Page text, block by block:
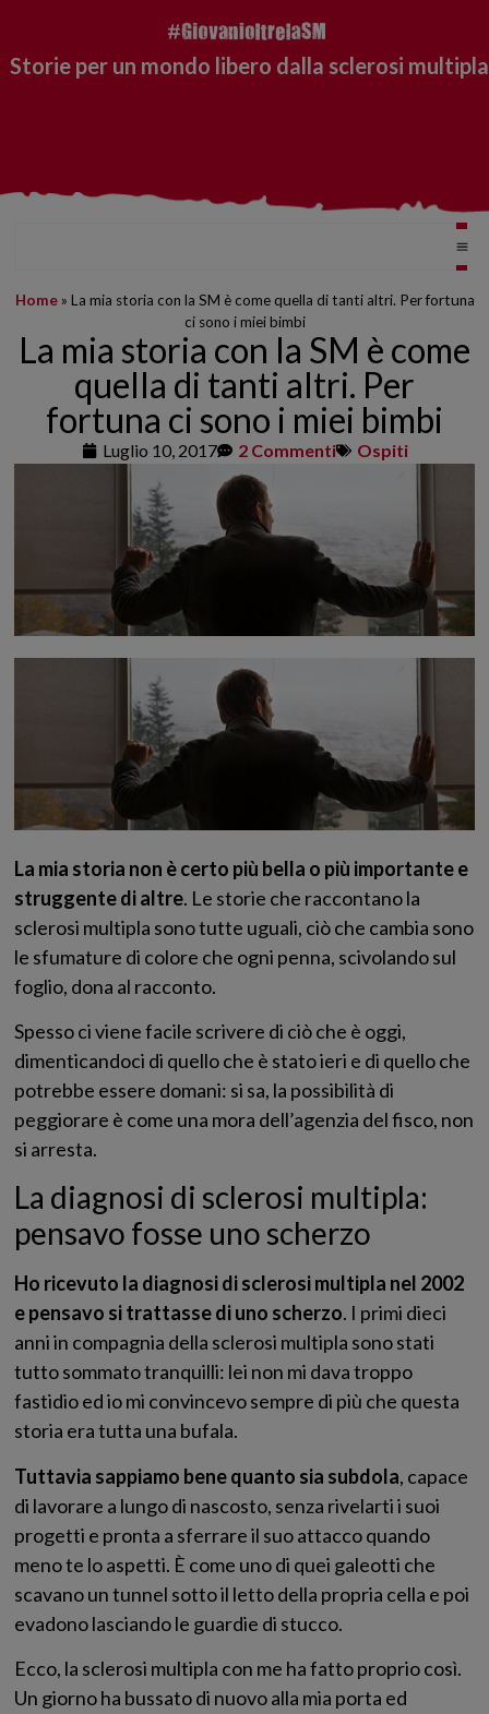
Storie per un mondo libero dalla sclerosi multipla
Home» La mia storia con la SM è come quella di tanti altri. Per fortuna
ci sono i miei bimbi
La mia storia con la SM è come
quella di tanti altri. Per
fortuna ci sono i miei bimbi
Luglio 10, 2017 2 Commenti Ospiti
La mia storia non è certo più bella o più importante e
struggente di altre. Le storie che raccontano la
sclerosi multipla sono tutte uguali, ciò che cambia sono
le sfumature di colore che ogni penna, scivolando sul
foglio, dona al racconto.
Spesso ci viene facile scrivere di ciò che è oggi,
dimenticandoci di quello che è stato ieri e di quello che
potrebbe essere domani: si sa, la possibilità di
peggiorare è come una mora dell’agenzia del fisco, non
si arresta.
La diagnosi di sclerosi multipla:
pensavo fosse uno scherzo
Ho ricevuto la diagnosi di sclerosi multipla nel 2002
e pensavo si trattasse di uno scherzo. I primi dieci
anni in compagnia della sclerosi multipla sono stati
tutto sommato tranquilli: lei non mi dava troppo
fastidio ed io mi convincevo sempre di più che questa
storia era tutta una bufala.
Tuttavia sappiamo bene quanto sia subdola, capace
di lavorare a lungo di nascosto, senza rivelarti i suoi
progetti e pronta a sferrare il suo attacco quando
meno te lo aspetti. È come uno di quei galeotti che
scavano un tunnel sotto il letto della propria cella e poi
evadono lasciando le guardie di stucco.
Ecco, la sclerosi multipla con me ha fatto proprio così.
Un giorno ha bussato di nuovo alla mia porta ed